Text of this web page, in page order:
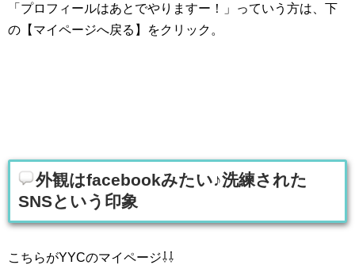
「プロフィールはあとでやりますー！」っていう方は、下
の【マイページへ戻る】をクリック。
外観はfacebookみたい♪洗練された
SNSという印象
こちらがYYCのマイページ⇩⇩